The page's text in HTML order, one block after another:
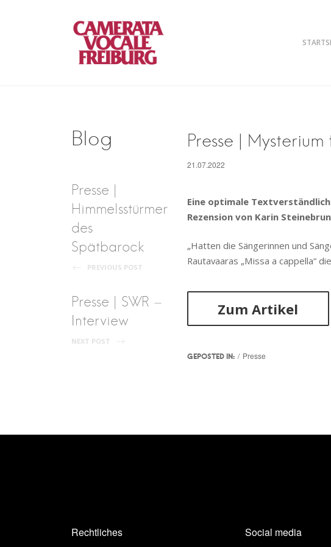
Blog
Post
navigation
Presse |
Himmelsstürmer
des
Spätbarock
PREVIOUS POST
Presse | SWR –
Interview
NEXT POST
Presse |
21.07.2022
Eine optimale
Rezension von Karin
„Hatten die Sängerinnen und
Rautavaaras „Missa a cappella“
Zum Artikel
GEPOSTED IN: Presse
Rechtliches Social media